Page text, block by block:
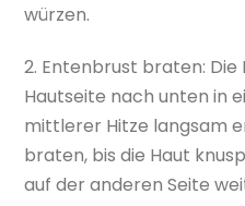
würzen.
2. Entenbrust braten:
Hautseite nach unten in
mittlerer Hitze langsam
braten, bis die Haut
auf der anderen Seite